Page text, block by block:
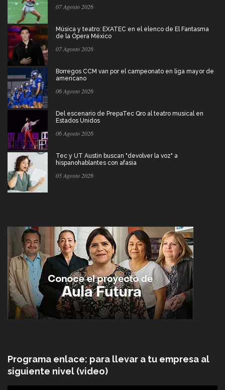
07 Agosto 2026
Música y teatro: EXATEC en el elenco de El Fantasma
de la Ópera México
07 Agosto 2026
Borregos CCM van por el campeonato en liga mayor de
americano
06 Agosto 2026
Del escenario de PrepaTec Qro al teatro musical en
Estados Unidos
06 Agosto 2026
Tec y UT Austin buscan "devolver la voz" a
hispanohablantes con afasia
05 Agosto 2026
Programa enlace: para llevar a tu empresa al
siguiente nivel (video)